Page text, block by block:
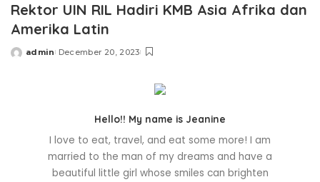
Rektor UIN RIL Hadiri KMB Asia Afrika dan
Amerika Latin
Posted
admin December 20, 2023
Hello!! My name is Jeanine
I love to eat, travel, and eat some more! I am
married to the man of my dreams and have a
beautiful little girl whose smiles can brighten